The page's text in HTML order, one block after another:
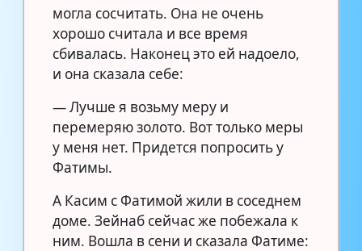
могла сосчитать. Она не очень
хорошо считала и все время
сбивалась. Наконец это ей надоело,
и она сказала себе:
— Лучше я возьму меру и
перемеряю золото. Вот только меры
у меня нет. Придется попросить у
Фатимы.
А Касим с Фатимой жили в соседнем
доме. Зейнаб сейчас же побежала к
ним. Вошла в сени и сказала Фатиме: